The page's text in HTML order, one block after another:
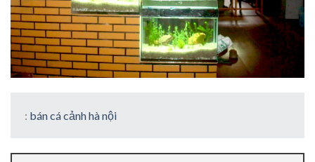
: bán cá cảnh hà nội